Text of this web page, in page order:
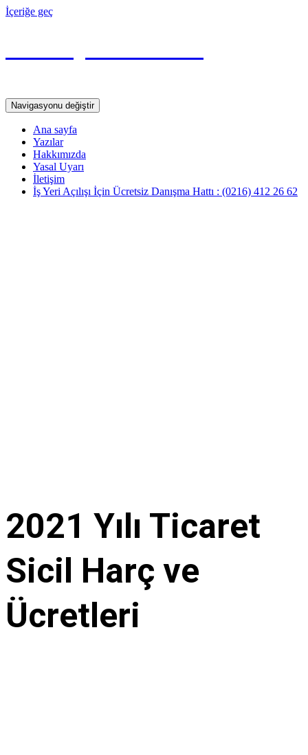
İçeriğe geç
Navigasyonu değiştir
Ana sayfa
Yazılar
Hakkımızda
Yasal Uyarı
İletişim
İş Yeri Açılışı İçin Ücretsiz Danışma Hattı : (0216) 412 26 62
2021 Yılı Ticaret
Sicil Harç ve
Ücretleri